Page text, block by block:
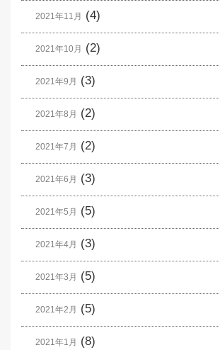
2021年11月 (4)
2021年10月 (2)
2021年9月 (3)
2021年8月 (2)
2021年7月 (2)
2021年6月 (3)
2021年5月 (5)
2021年4月 (3)
2021年3月 (5)
2021年2月 (5)
2021年1月 (8)